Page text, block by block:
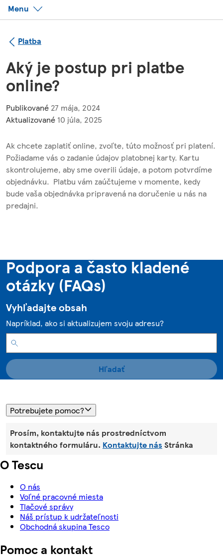
Menu
Platba
Aký je postup pri platbe
online?
Publikované 27 mája, 2024
Aktualizované 10 júla, 2025
Ak chcete zaplatiť online, zvoľte, túto možnosť pri platení.
Požiadame vás o zadanie údajov platobnej karty. Kartu
skontrolujeme, aby sme overili údaje, a potom potvrdíme
objednávku. Platbu vám zaúčtujeme v momente, kedy
bude vaša objednávka pripravená na doručenie u nás na
predajni.
Podpora a často kladené
otázky (FAQs)
Vyhľadajte obsah
Napríklad, ako si aktualizujem svoju adresu?
Hľadať
Potrebujete pomoc?
Prosím, kontaktujte nás prostredníctvom
kontaktného formuláru. Kontaktujte nás Stránka
O Tescu
O nás
Voľné pracovné miesta
Tlačové správy
Náš prístup k udržateľnosti
Obchodná skupina Tesco
Pomoc a kontakt